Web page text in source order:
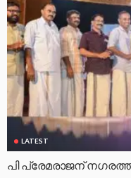
LATEST
പി പ്രേമരാജന്